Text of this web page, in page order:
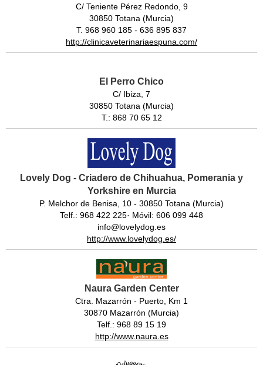
C/ Teniente Pérez Redondo, 9
30850 Totana (Murcia)
T. 968 960 185 - 636 895 837
http://clinicaveterinariaespuna.com/
El Perro Chico
C/ Ibiza, 7
30850 Totana (Murcia)
T.: 868 70 65 12
Lovely Dog - Criadero de Chihuahua, Pomerania y
Yorkshire en Murcia
P. Melchor de Benisa, 10 - 30850 Totana (Murcia)
Telf.: 968 422 225· Móvil: 606 099 448
info@lovelydog.es
http://www.lovelydog.es/
Naura Garden Center
Ctra. Mazarrón - Puerto, Km 1
30870 Mazarrón (Murcia)
Telf.: 968 89 15 19
http://www.naura.es